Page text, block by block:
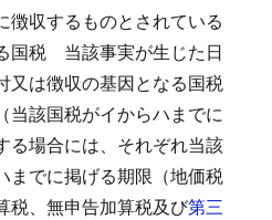
徴収するものとされている
国税
当該事実が生じた日
又は徴収の基因となる国税
当該国税がイからハまでに
る場合には、それぞれ当該
までに掲げる期限（地価税
税、無申告加算税及び第三